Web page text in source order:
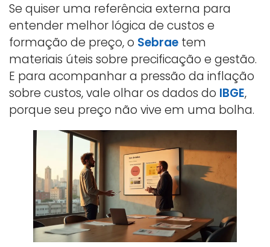
Se quiser uma referência externa para
entender melhor lógica de custos e
formação de preço, o Sebrae tem
materiais úteis sobre precificação e gestão.
E para acompanhar a pressão da inflação
sobre custos, vale olhar os dados do IBGE,
porque seu preço não vive em uma bolha.